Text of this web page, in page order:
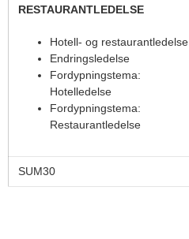
RESTAURANTLEDELSE
Hotell- og restaurantledelse
Endringsledelse
Fordypningstema:
Hotelledelse
Fordypningstema:
Restaurantledelse
SUM30